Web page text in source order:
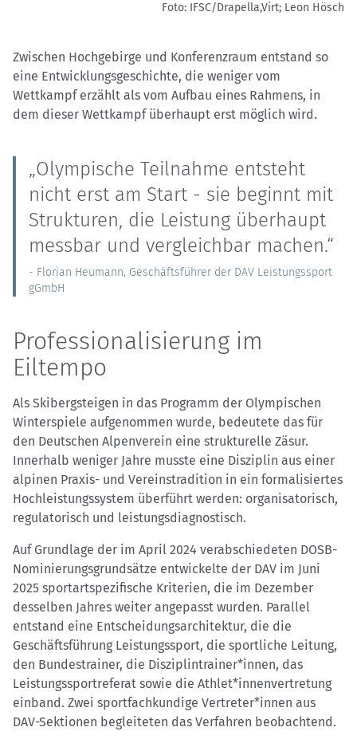
Foto: IFSC/Drapella,Virt; Leon Hösch
Zwischen Hochgebirge und Konferenzraum entstand so
eine Entwicklungsgeschichte, die weniger vom
Wettkampf erzählt als vom Aufbau eines Rahmens, in
dem dieser Wettkampf überhaupt erst möglich wird.
„Olympische Teilnahme entsteht
nicht erst am Start - sie beginnt mit
Strukturen, die Leistung überhaupt
messbar und vergleichbar machen.“
- Florian Heumann, Geschäftsführer der DAV Leistungssport
gGmbH
Professionalisierung im
Eiltempo
Als Skibergsteigen in das Programm der Olympischen
Winterspiele aufgenommen wurde, bedeutete das für
den Deutschen Alpenverein eine strukturelle Zäsur.
Innerhalb weniger Jahre musste eine Disziplin aus einer
alpinen Praxis- und Vereinstradition in ein formalisiertes
Hochleistungssystem überführt werden: organisatorisch,
regulatorisch und leistungsdiagnostisch.
Auf Grundlage der im April 2024 verabschiedeten DOSB-
Nominierungsgrundsätze entwickelte der DAV im Juni
2025 sportartspezifische Kriterien, die im Dezember
desselben Jahres weiter angepasst wurden. Parallel
entstand eine Entscheidungsarchitektur, die die
Geschäftsführung Leistungssport, die sportliche Leitung,
den Bundestrainer, die Disziplintrainer*innen, das
Leistungssportreferat sowie die Athlet*innenvertretung
einband. Zwei sportfachkundige Vertreter*innen aus
DAV-Sektionen begleiteten das Verfahren beobachtend.